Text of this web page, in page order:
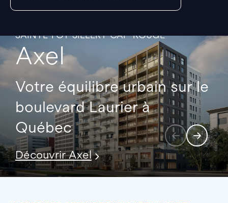
SAINTE-FOY-SILLERY-CAP-ROUGE
Axel
Votre équilibre urbain sur le
boulevard Laurier à
Québec
Découvrir Axel